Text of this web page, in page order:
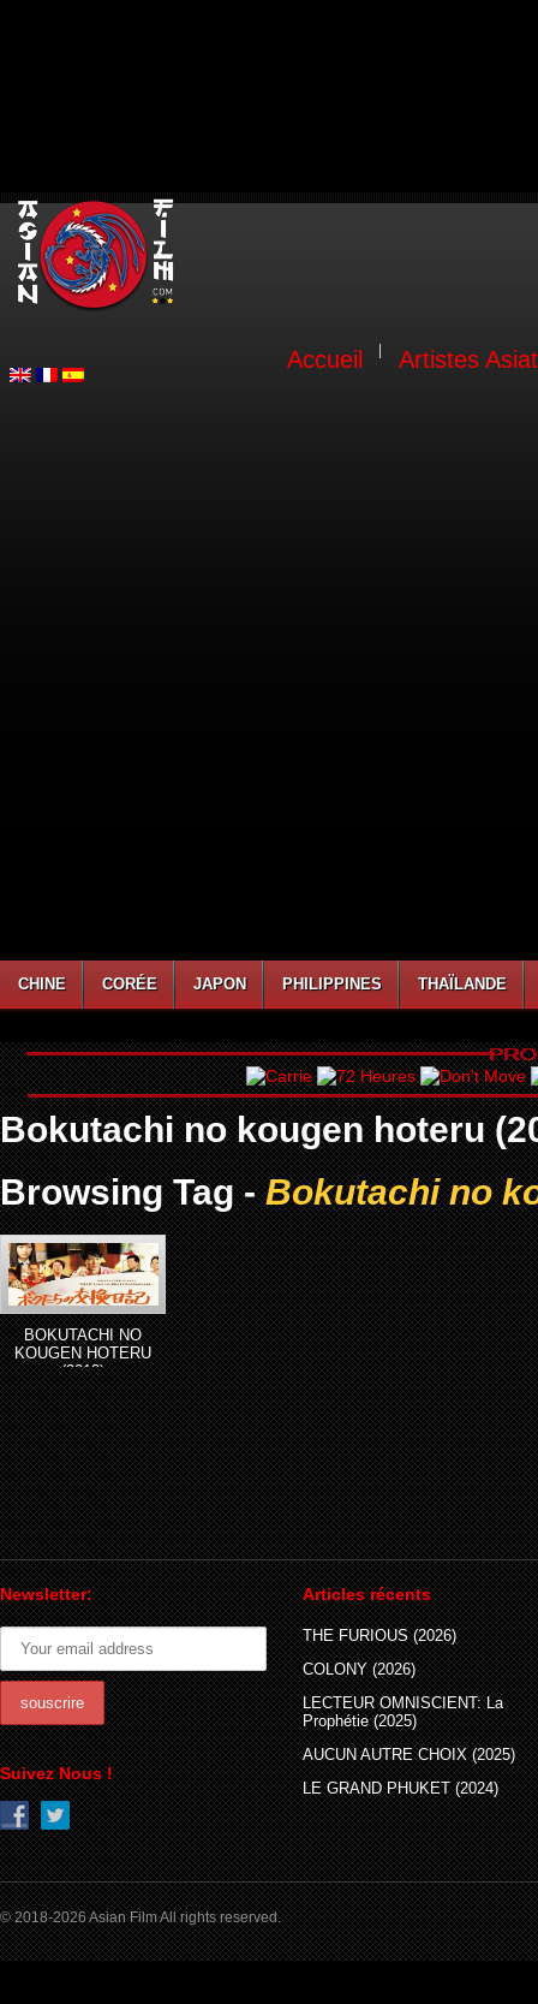
Accueil Artistes
CHINE CORÉE JAPON PHILIPPINES THAÏLANDE
Bokutachi no kougen hoteru
Browsing Tag -Bokutachi no
BOKUTACHI NO
KOUGEN HOTERU
(2013)
Newsletter:
Suivez Nous !
Articles récents
THE FURIOUS (2026)
COLONY (2026)
LECTEUR OMNISCIENT: La
Prophétie (2025)
AUCUN AUTRE CHOIX (2025)
LE GRAND PHUKET (2024)
© 2018-2026 Asian Film All rights reserved.